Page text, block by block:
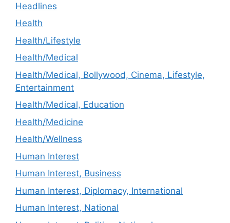
Headlines
Health
Health/Lifestyle
Health/Medical
Health/Medical, Bollywood, Cinema, Lifestyle,
Entertainment
Health/Medical, Education
Health/Medicine
Health/Wellness
Human Interest
Human Interest, Business
Human Interest, Diplomacy, International
Human Interest, National